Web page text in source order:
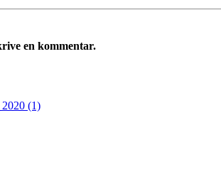
en kommentar.
2020 (1)